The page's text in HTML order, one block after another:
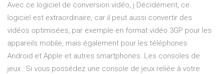
Avec ce logiciel de conversion vidéo, j Décidément, ce
logiciel est extraordinaire, car il peut aussi convertir des
vidéos optimisées, par exemple en format vidéo 3GP pour les
appareils mobile, mais également pour les téléphones
Android et Apple et autres smartphones. Les consoles de
jeux : Si vous possédez une console de jeux reliée à votre